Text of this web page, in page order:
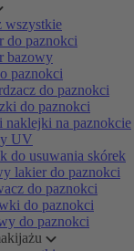
wszystkie
do paznokci
bazowy
paznokci
do paznokci
do paznokci
naklejki na paznokcie
UV
do usuwania skórek
lakier do paznokci
do paznokci
do paznokci
do paznokci